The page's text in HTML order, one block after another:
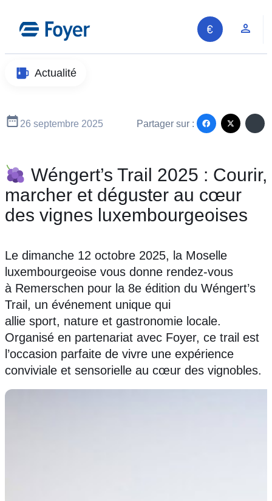
Recherche sur le site
FRDE
Actualité
26 septembre 2025 Partager sur :
Wéngert’s Trail 2025 : Courir,
marcher et déguster au cœur
des vignes luxembourgeoises
Le dimanche 12 octobre 2025, la Moselle
luxembourgeoise vous donne rendez-vous
à Remerschen pour la 8e édition du Wéngert’s
Trail, un événement unique qui
allie sport, nature et gastronomie locale.
Organisé en partenariat avec Foyer, ce trail est
l’occasion parfaite de vivre une expérience
conviviale et sensorielle au cœur des vignobles.